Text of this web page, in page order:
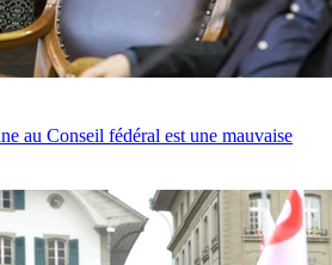
au Conseil fédéral est une mauvaise